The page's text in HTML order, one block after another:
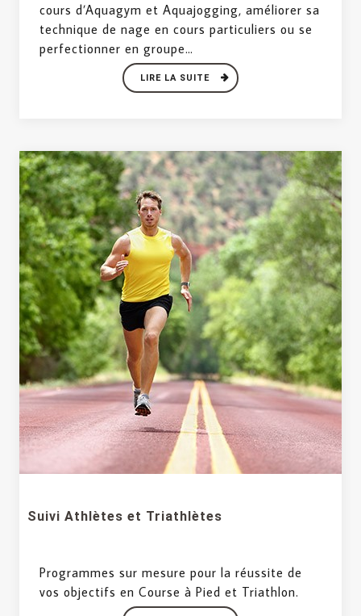
cours d’Aquagym et Aquajogging, améliorer sa
technique de nage en cours particuliers ou se
perfectionner en groupe…
LIRE LA SUITE
Suivi Athlètes et Triathlètes
Programmes sur mesure pour la réussite de
vos objectifs en Course à Pied et Triathlon.